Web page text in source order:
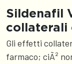
Sildenafil
collaterali
Gli effetti
farmaco; ciÃ²